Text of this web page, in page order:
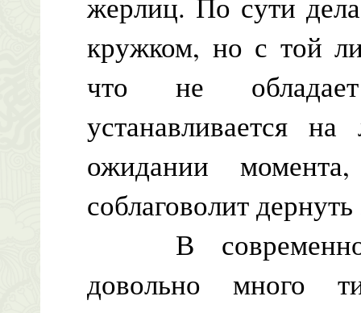
кружком, но с той
что не
устанавливается
ожидании
соблаговолит
В современной
довольно много